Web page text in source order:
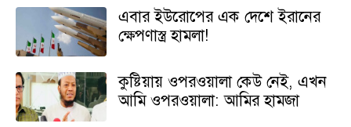
এবার ইউরোপের এক দেশে ইরানের
ক্ষেপণাস্ত্র হামলা!
কুষ্টিয়ায় ওপরওয়ালা কেউ নেই, এখন
আমি ওপরওয়ালা: আমির হামজা